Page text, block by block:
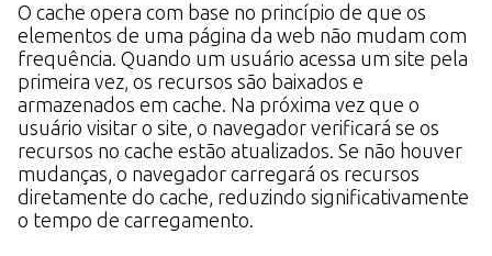
O cache opera com base no princípio de que os
elementos de uma página da web não mudam com
frequência. Quando um usuário acessa um site pela
primeira vez, os recursos são baixados e
armazenados em cache. Na próxima vez que o
usuário visitar o site, o navegador verificará se os
recursos no cache estão atualizados. Se não houver
mudanças, o navegador carregará os recursos
diretamente do cache, reduzindo significativamente
o tempo de carregamento.